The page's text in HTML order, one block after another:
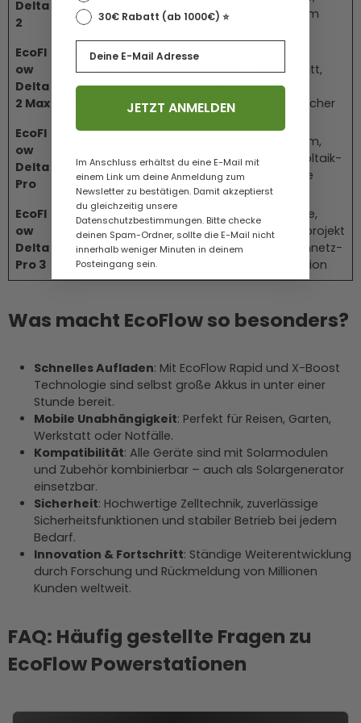
Delta
2
Wh
W
Zusatz-Speicher
Notstrom
EcoFl
ow
Delta
2 Max
48
2.
40
0
Leistungsstarker
Solargenerator mit
X-Boost & Smart-
App-Integration
Werkstatt,
größere
Verbraucher
EcoFl
ow
Delta
Pro
00
Wh
00
W
maximale
Unabhängigkeit
Notstrom,
Photovoltaik-
Systeme
EcoFl
ow
Delta
Pro 3
4.0
00
Wh
4.
00
0
W
Neueste Generation
mit Innovation &
höherer Effizienz
Gewerbe,
Energieprojekt
e, Stromnetz-
Integration
Was macht EcoFlow so besonders?
Schnelles Aufladen: Mit EcoFlow Rapid und X-Boost
Technologie sind selbst große Akkus in unter einer
Stunde bereit.
Mobile Unabhängigkeit: Perfekt für Reisen, Garten,
Werkstatt oder Notfälle.
Kompatibilität: Alle Geräte sind mit Solarmodulen
und Zubehör kombinierbar – auch als Solargenerator
einsetzbar.
Sicherheit: Hochwertige Zelltechnik, zuverlässige
Sicherheitsfunktionen und stabiler Betrieb bei jedem
Bedarf.
Innovation & Fortschritt: Ständige Weiterentwicklung
durch Forschung und Rückmeldung von Millionen
Kunden weltweit.
FAQ: Häufig gestellte Fragen zu
EcoFlow Powerstationen
30€ Rabatt (ab 1000€) ⭐️
JETZT ANMELDEN
Im Anschluss erhältst du eine E-Mail mit
einem Link um deine Anmeldung zum
Newsletter zu bestätigen. Damit akzeptierst
du gleichzeitig unsere
Datenschutzbestimmungen. Bitte checke
deinen Spam-Ordner, sollte die E-Mail nicht
innerhalb weniger Minuten in deinem
Posteingang sein.